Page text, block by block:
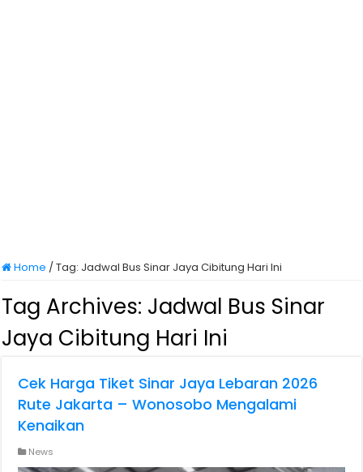
Home /Tag: Jadwal Bus Sinar Jaya Cibitung Hari Ini
Tag Archives: Jadwal Bus Sinar
Jaya Cibitung Hari Ini
Cek Harga Tiket Sinar Jaya Lebaran 2026
Rute Jakarta – Wonosobo Mengalami
Kenaikan
News